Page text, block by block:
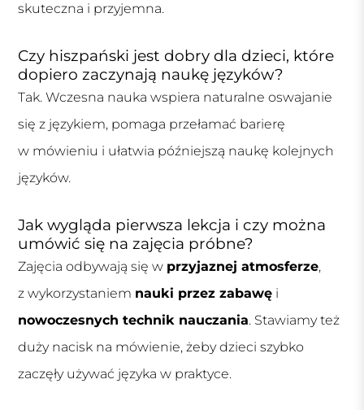
skuteczna i przyjemna.
Czy hiszpański jest dobry dla dzieci, które
dopiero zaczynają naukę języków?
Tak. Wczesna nauka wspiera naturalne oswajanie
się z językiem, pomaga przełamać barierę
w mówieniu i ułatwia późniejszą naukę kolejnych
języków.
Jak wygląda pierwsza lekcja i czy można
umówić się na zajęcia próbne?
Zajęcia odbywają się w przyjaznej atmosferze,
z wykorzystaniem nauki przez zabawę i
nowoczesnych technik nauczania. Stawiamy też
duży nacisk na mówienie, żeby dzieci szybko
zaczęły używać języka w praktyce.